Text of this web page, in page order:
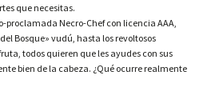
que necesitas.
proclamada Necro-Chef con licencia AAA,
Bosque» vudú, hasta los revoltosos
todos quieren que les ayudes con sus
bien de la cabeza. ¿Qué ocurre realmente